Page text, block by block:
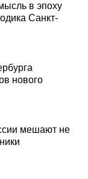
в эпоху
Санкт-
нового
мешают не